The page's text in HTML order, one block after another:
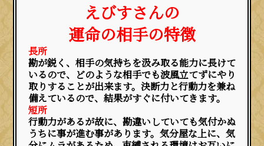
えびすさんの
運命の相手の特徴
長所
勘が鋭く、相手の気持ちを汲み取る能力に長けて
いるので、どのような相手でも波風立てずにやり
取りすることが出来ます。決断力と行動力を兼ね
備えているので、結果がすぐに付いてきます。
短所
行動力があるが故に、勘違いしていても気付かぬ
うちに事が進む事があります。気分屋な上に、気